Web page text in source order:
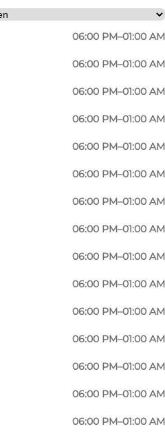
06:00 PM–01:00 AM
06:00 PM–01:00 AM
06:00 PM–01:00 AM
06:00 PM–01:00 AM
06:00 PM–01:00 AM
06:00 PM–01:00 AM
06:00 PM–01:00 AM
06:00 PM–01:00 AM
06:00 PM–01:00 AM
06:00 PM–01:00 AM
06:00 PM–01:00 AM
06:00 PM–01:00 AM
06:00 PM–01:00 AM
06:00 PM–01:00 AM
06:00 PM–01:00 AM
cocktail crowd has
and more interested in
flavours and
and the people
Bar Nu can become a
and wild cocktail
Nu?
café area at Ove
Torv in Skt.
has developed into a
lots of variety and
the year.